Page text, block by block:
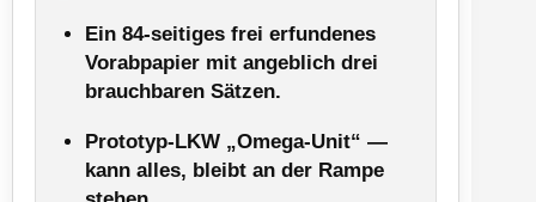
Ein 84-seitiges frei erfundenes
Vorabpapier mit angeblich drei
brauchbaren Sätzen.
Prototyp-LKW „Omega-Unit“ —
kann alles, bleibt an der Rampe